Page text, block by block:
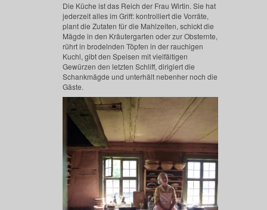
Die Küche ist das Reich der Frau Wirtin. Sie hat
jederzeit alles im Griff: kontrolliert die Vorräte,
plant die Zutaten für die Mahlzeiten, schickt die
Mägde in den Kräutergarten oder zur Obsternte,
rührt in brodelnden Töpfen in der rauchigen
Kuchl, gibt den Speisen mit vielfältigen
Gewürzen den letzten Schliff, dirigiert die
Schankmägde und unterhält nebenher noch die
Gäste.